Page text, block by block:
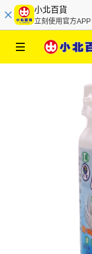
小北百貨
立刻使用官方APP